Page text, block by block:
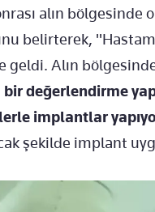
alın
belirterek,
geldi. Alın
değerlendirme
implantlar
şekilde implant